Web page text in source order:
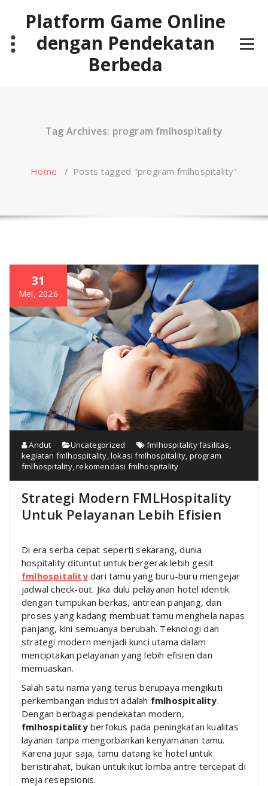
contentPlatform Game Online
dengan Pendekatan
Berbeda
Tag Archives: program fmlhospitality
Home / Posts tagged "program fmlhospitality"
31
Mei, 2026
Andut Uncategorized fmlhospitality fasilitas,
kegiatan fmlhospitality,lokasi fmlhospitality, program
fmlhospitality,rekomendasi fmlhospitality
Strategi Modern FMLHospitality
Untuk Pelayanan Lebih Efisien
Di era serba cepat seperti sekarang, dunia
hospitality dituntut untuk bergerak lebih gesit
fmlhospitalitydari tamu yang buru-buru mengejar
jadwal check-out. Jika dulu pelayanan hotel identik
dengan tumpukan berkas, antrean panjang, dan
proses yang kadang membuat tamu menghela napas
panjang, kini semuanya berubah. Teknologi dan
strategi modern menjadi kunci utama dalam
menciptakan pelayanan yang lebih efisien dan
memuaskan.
Salah satu nama yang terus berupaya mengikuti
perkembangan industri adalah fmlhospitality.
Dengan berbagai pendekatan modern,
fmlhospitalityberfokus pada peningkatan kualitas
layanan tanpa mengorbankan kenyamanan tamu.
Karena jujur saja, tamu datang ke hotel untuk
beristirahat, bukan untuk ikut lomba antre tercepat di
meja resepsionis.